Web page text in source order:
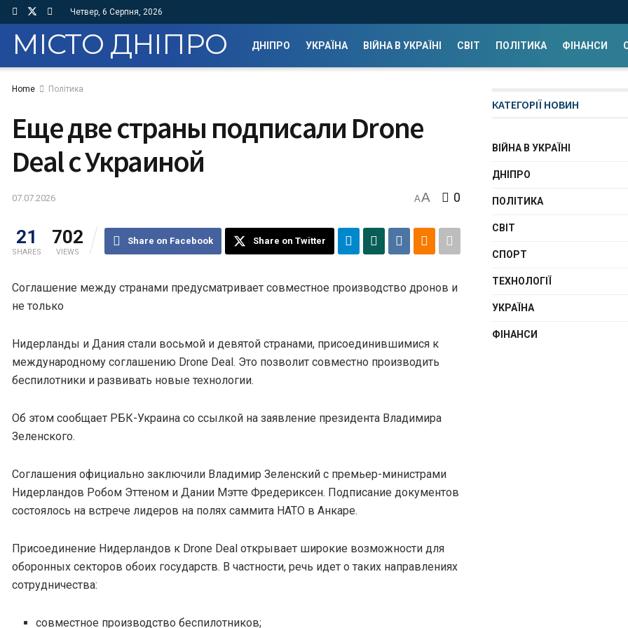
Четвер, 6 Серпня, 2026
МІСТО ДНІПРО ДНІПРО УКРАЇНА ВІЙНА В УКРАЇНІ СВІТ ПОЛІТИКА ФІНАНСИ
Home Політика
Еще две страны подписали Drone
Deal с Украиной
07.07.2026 AA 0
21
SHARES
702
VIEWS
Share on Facebook Share on Twitter
Соглашение между странами предусматривает совместное производство дронов и
не только
Нидерланды и Дания стали восьмой и девятой странами, присоединившимися к
международному соглашению Drone Deal. Это позволит совместно производить
беспилотники и развивать новые технологии.
Об этом сообщает РБК-Украина со ссылкой на заявление президента Владимира
Зеленского.
Соглашения официально заключили Владимир Зеленский с премьер-министрами
Нидерландов Робом Эттеном и Дании Мэтте Фредериксен. Подписание документов
состоялось на встрече лидеров на полях саммита НАТО в Анкаре.
Присоединение Нидерландов к Drone Deal открывает широкие возможности для
оборонных секторов обоих государств. В частности, речь идет о таких направлениях
сотрудничества:
совместное производство беспилотников;
КАТЕГОРІЇ НОВИН
ВІЙНА В УКРАЇНІ
ДНІПРО
ПОЛІТИКА
СВІТ
СПОРТ
ТЕХНОЛОГІЇ
УКРАЇНА
ФІНАНСИ